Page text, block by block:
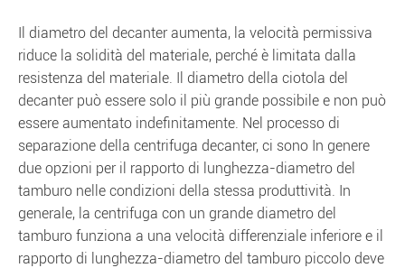
Il diametro del decanter aumenta, la velocità permissiva
riduce la solidità del materiale, perché è limitata dalla
resistenza del materiale. Il diametro della ciotola del
decanter può essere solo il più grande possibile e non può
essere aumentato indefinitamente. Nel processo di
separazione della centrifuga decanter, ci sono In genere
due opzioni per il rapporto di lunghezza-diametro del
tamburo nelle condizioni della stessa produttività. In
generale, la centrifuga con un grande diametro del
tamburo funziona a una velocità differenziale inferiore e il
rapporto di lunghezza-diametro del tamburo piccolo deve